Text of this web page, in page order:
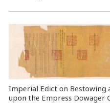
Imperial Edict on
upon the Empress Dowager